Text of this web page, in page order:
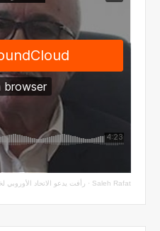
Saleh Rafat
· رأفت يدعو الاتحاد الأوروبي لخطوات